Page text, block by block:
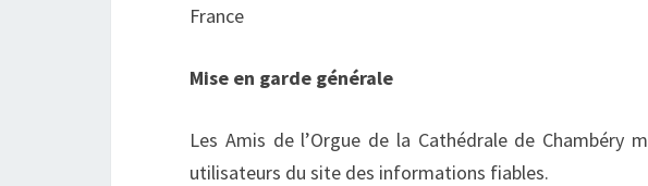
France
Mise en garde générale
Les Amis de l’Orgue de la Cathédrale de
utilisateurs du site des informations fiables.